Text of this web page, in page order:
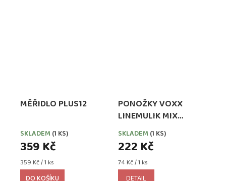
MĚŘIDLO PLUS12
SKLADEM (1 KS)
359 Kč
Měrná
cena:
359 Kč / 1 ks
DO KOŠÍKU
PONOŽKY VOXX
LINEMULIK MIX
HOLKA 3 PÁRY
SKLADEM (1 KS)
222 Kč
Měrná
cena:
74 Kč / 1 ks
DETAIL